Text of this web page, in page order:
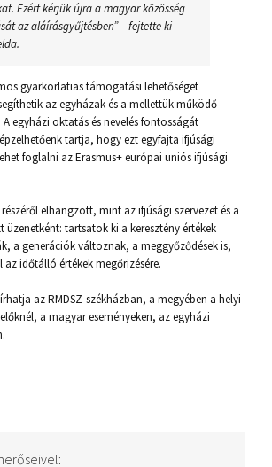
Ezért kérjük újra a magyar közösség
az aláírásgyűjtésben” – fejtette ki
gyarkorlatias támogatási lehetőséget
az egyházak és a mellettük működő
egyházi oktatás és nevelés fontosságát
tartja, hogy ezt egyfajta ifjúsági
foglalni az Erasmus+ európai uniós ifjúsági
elhangzott, mint az ifjúsági szervezet és a
üzenetként: tartsatok ki a keresztény értékek
a generációk változnak, a meggyőződések is,
időtálló értékek megőrizésére.
az RMDSZ-székházban, a megyében a helyi
a magyar eseményeken, az egyházi